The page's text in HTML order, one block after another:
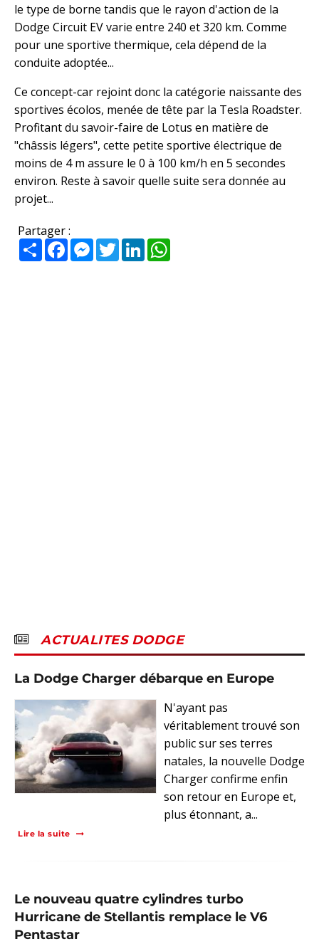
le type de borne tandis que le rayon d'action de la
Dodge Circuit EV varie entre 240 et 320 km. Comme
pour une sportive thermique, cela dépend de la
conduite adoptée...
Ce concept-car rejoint donc la catégorie naissante des
sportives écolos, menée de tête par la Tesla Roadster.
Profitant du savoir-faire de Lotus en matière de
"châssis légers", cette petite sportive électrique de
moins de 4 m assure le 0 à 100 km/h en 5 secondes
environ. Reste à savoir quelle suite sera donnée au
projet...
Partager :
PartagerFacebookMessenger
TwitterLinkedIn
ACTUALITES DODGE
La Dodge Charger débarque en Europe
N'ayant pas
véritablement trouvé son
public sur ses terres
natales, la nouvelle Dodge
Charger confirme enfin
son retour en Europe et,
plus étonnant, a...
Lire la suite
Le nouveau quatre cylindres turbo
Hurricane de Stellantis remplace le V6
Pentastar